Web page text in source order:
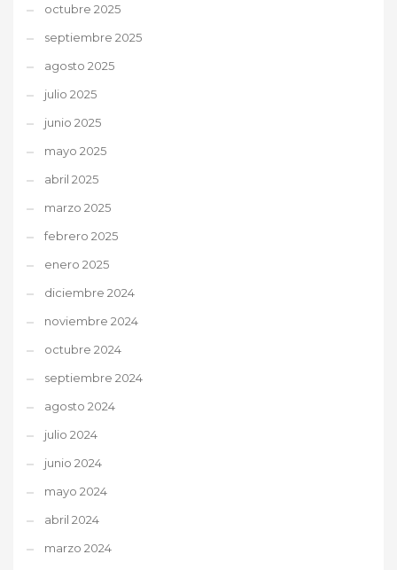
octubre 2025
septiembre 2025
agosto 2025
julio 2025
junio 2025
mayo 2025
abril 2025
marzo 2025
febrero 2025
enero 2025
diciembre 2024
noviembre 2024
octubre 2024
septiembre 2024
agosto 2024
julio 2024
junio 2024
mayo 2024
abril 2024
marzo 2024